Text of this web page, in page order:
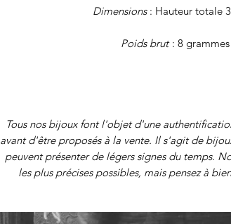
Dimensions: Hauteur totale
Poids brut: 8 grammes
Tous nosbijoux font l'objet d'une
avant d'être proposés à la vente. Il s'agit de
peuvent présenter de légers signes du temps.
les plus précises possibles, mais pensez à